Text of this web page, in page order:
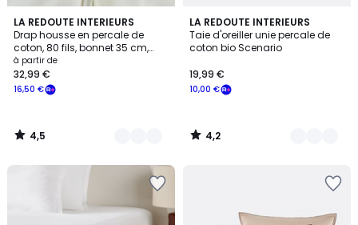
LA REDOUTE INTERIEURS
Drap housse en percale de
coton, 80 fils, bonnet 35 cm,
Scenario
à partir de
16,50 €
32,99 €
4,5
/ 5
18
Couleurs
4,5
/
LA REDOUTE INTERIEURS
Taie d'oreiller unie percale de
coton bio Scenario
10,00 €
19,99 €
4,2
/ 5
12
Couleurs
4,2
/